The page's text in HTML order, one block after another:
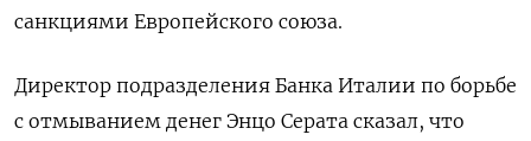
санкциями Европейского союза.
Директор подразделения Банка Италии по борьбе
с отмыванием денег Энцо Серата сказал, что